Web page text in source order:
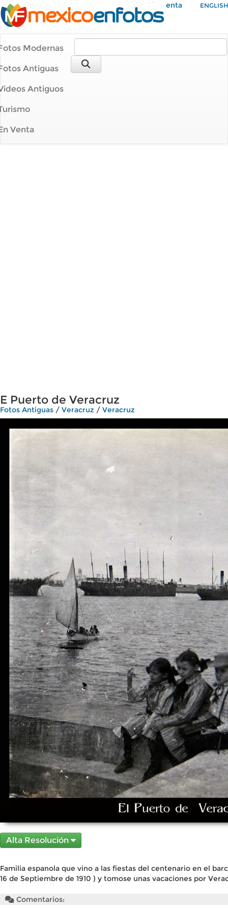
Mi Cuenta ENGLISH
Modernas
Antiguas
Antiguos
Venta
E Puerto de Veracruz
Fotos Antiguas / Veracruz / Veracruz
Alta Resolución
Familia espanola que vino a las fiestas del centenario en el
16 de Septiembre de 1910 ) y tomose unas vacaciones por
Comentarios: